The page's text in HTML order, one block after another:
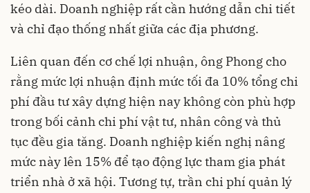
kéo dài. Doanh nghiệp rất cần hướng dẫn chi tiết
và chỉ đạo thống nhất giữa các địa phương.
Liên quan đến cơ chế lợi nhuận, ông Phong cho
rằng mức lợi nhuận định mức tối đa 10% tổng chi
phí đầu tư xây dựng hiện nay không còn phù hợp
trong bối cảnh chi phí vật tư, nhân công và thủ
tục đều gia tăng. Doanh nghiệp kiến nghị nâng
mức này lên 15% để tạo động lực tham gia phát
triển nhà ở xã hội. Tương tự, trần chi phí quản lý